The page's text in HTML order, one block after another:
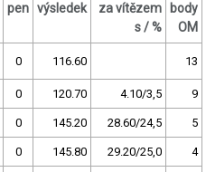
pen výsledek
za vítězem
s / %
body
OM
0 116.60 13
0 120.70 4.10/3,5 9
0 145.20 28.60/24,5 5
0 145.80 29.20/25,0 4